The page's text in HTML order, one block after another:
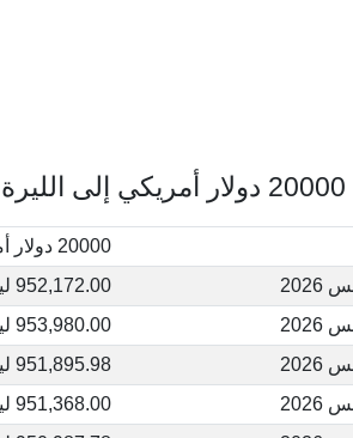
20000 دولار أمريكي إلى ليرة تركية
952,172.00 ليرة تركية
953,980.00 ليرة تركية
951,895.98 ليرة تركية
951,368.00 ليرة تركية